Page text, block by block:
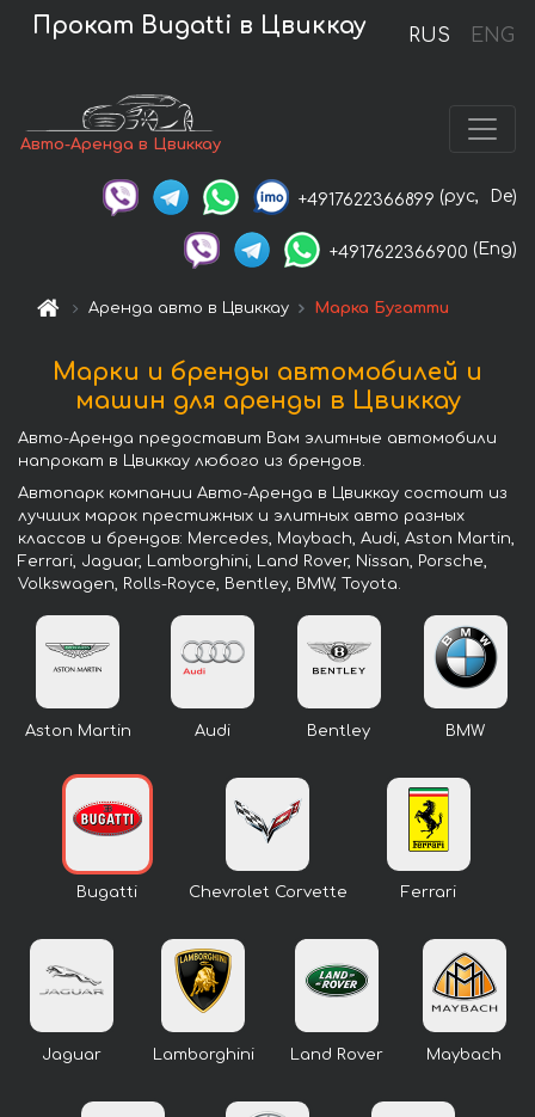
RUS ENG
Прокат Bugatti в Цвиккау
Авто-Аренда в Цвиккау
+4917622366899 (рус, De)
+4917622366900 (Eng)
Аренда авто в Цвиккау Марка Бугатти
Марки и бренды автомобилей и
машин для аренды в Цвиккау
Авто-Аренда предоставит Вам элитные автомобили
напрокат в Цвиккау любого из брендов.
Автопарк компании Авто-Аренда в Цвиккау состоит из
лучших марок престижных и элитных авто разных
классов и брендов: Mercedes, Maybach, Audi, Aston Martin,
Ferrari, Jaguar, Lamborghini, Land Rover, Nissan, Porsche,
Volkswagen, Rolls-Royce, Bentley, BMW, Toyota.
Aston Martin Audi Bentley BMW
Bugatti Chevrolet Corvette Ferrari
Jaguar Lamborghini Land Rover Maybach